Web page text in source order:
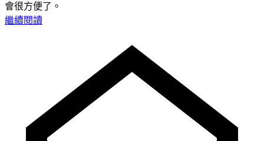
會很方便了。
繼續閱讀